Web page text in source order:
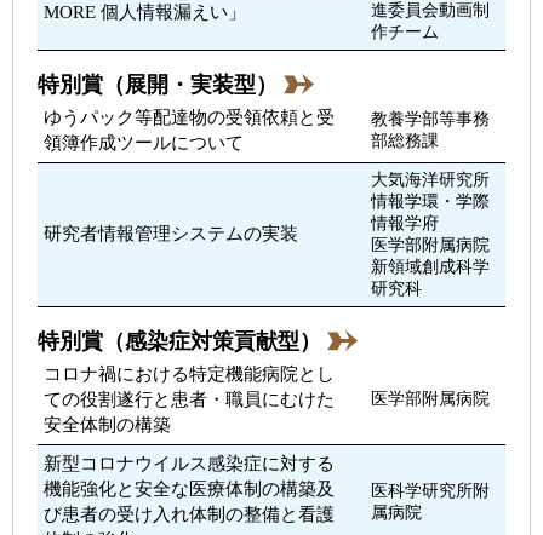
MORE 個人情報漏えい」
進委員会動画制
作チーム
特別賞（展開・実装型）
ゆうパック等配達物の受領依頼と受
領簿作成ツールについて
教養学部等事務
部総務課
研究者情報管理システムの実装
大気海洋研究所
情報学環・学際
情報学府
医学部附属病院
新領域創成科学
研究科
特別賞（感染症対策貢献型）
コロナ禍における特定機能病院とし
ての役割遂行と患者・職員にむけた
安全体制の構築
医学部附属病院
新型コロナウイルス感染症に対する
機能強化と安全な医療体制の構築及
び患者の受け入れ体制の整備と看護
医科学研究所附
属病院